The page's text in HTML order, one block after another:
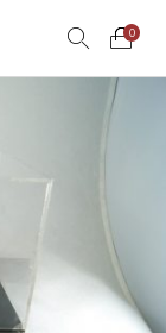
0
DINOSAURIOS